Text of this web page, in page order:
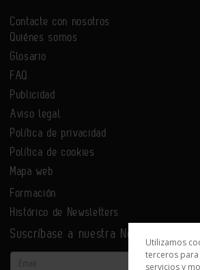
Contacte con nosotros
Quiénes somos
Glosario
FAQ
Publicidad
Aviso legal
Política de privacidad
Política de cookies
Mapa web
Formación
Histórico de Newsletters
Suscríbase a nuestra Newsletter
Email
Utilizamos
terceros
servicios y